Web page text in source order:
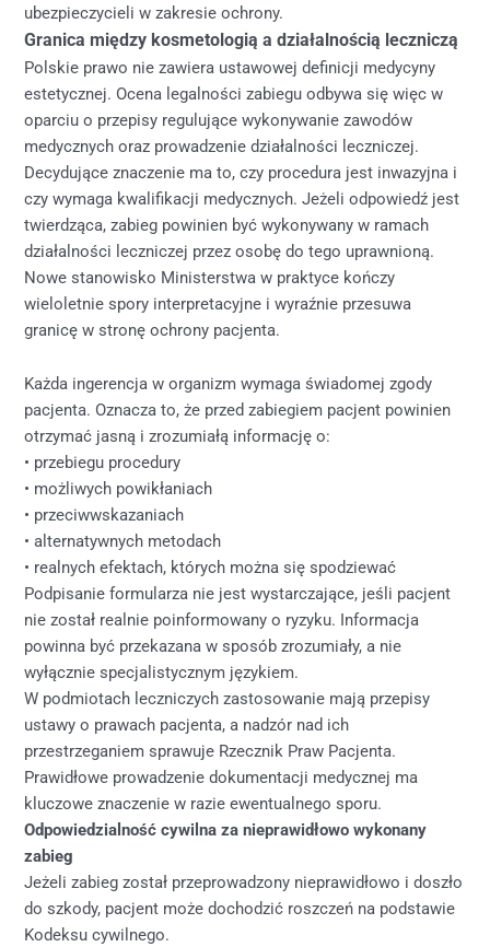
ubezpieczycieli w zakresie ochrony.
Granica między kosmetologią a działalnością leczniczą
Polskie prawo nie zawiera ustawowej definicji medycyny
estetycznej. Ocena legalności zabiegu odbywa się więc w
oparciu o przepisy regulujące wykonywanie zawodów
medycznych oraz prowadzenie działalności leczniczej.
Decydujące znaczenie ma to, czy procedura jest inwazyjna i
czy wymaga kwalifikacji medycznych. Jeżeli odpowiedź jest
twierdząca, zabieg powinien być wykonywany w ramach
działalności leczniczej przez osobę do tego uprawnioną.
Nowe stanowisko Ministerstwa w praktyce kończy
wieloletnie spory interpretacyjne i wyraźnie przesuwa
granicę w stronę ochrony pacjenta.
Każda ingerencja w organizm wymaga świadomej zgody
pacjenta. Oznacza to, że przed zabiegiem pacjent powinien
otrzymać jasną i zrozumiałą informację o:
• przebiegu procedury
• możliwych powikłaniach
• przeciwwskazaniach
• alternatywnych metodach
• realnych efektach, których można się spodziewać
Podpisanie formularza nie jest wystarczające, jeśli pacjent
nie został realnie poinformowany o ryzyku. Informacja
powinna być przekazana w sposób zrozumiały, a nie
wyłącznie specjalistycznym językiem.
W podmiotach leczniczych zastosowanie mają przepisy
ustawy o prawach pacjenta, a nadzór nad ich
przestrzeganiem sprawuje Rzecznik Praw Pacjenta.
Prawidłowe prowadzenie dokumentacji medycznej ma
kluczowe znaczenie w razie ewentualnego sporu.
Odpowiedzialność cywilna za nieprawidłowo wykonany
zabieg
Jeżeli zabieg został przeprowadzony nieprawidłowo i doszło
do szkody, pacjent może dochodzić roszczeń na podstawie
Kodeksu cywilnego.